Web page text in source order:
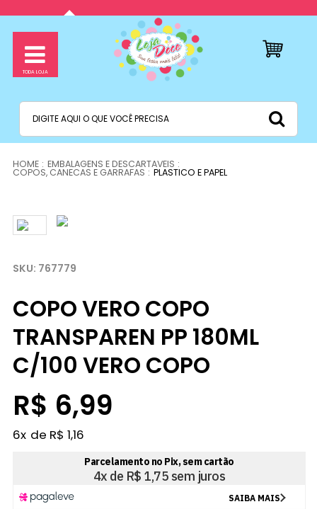
EMBALAGENS E DESCARTAVEIS
COPOS, CANECAS E GARRAFAS PLASTICO E PAPEL
767779
COPO VERO COPO
TRANSPAREN PP 180ML
C/100 VERO COPO
R$ 6,99
6x R$ 1,16